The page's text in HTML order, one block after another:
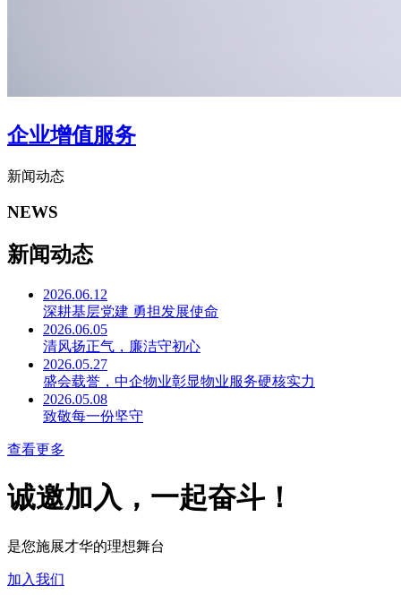
企业增值服务
新闻动态
NEWS
新闻动态
2026.06.12
深耕基层党建 勇担发展使命
2026.06.05
清风扬正气，廉洁守初心
2026.05.27
盛会载誉，中企物业彰显物业服务硬核实力
2026.05.08
致敬每一份坚守
查看更多
诚邀加入，一起奋斗！
是您施展才华的理想舞台
加入我们